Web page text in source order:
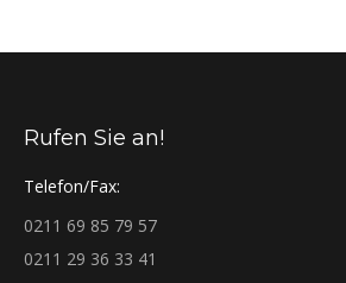
Rufen Sie an!
Telefon/Fax:
0211 69 85 79 57
0211 29 36 33 41